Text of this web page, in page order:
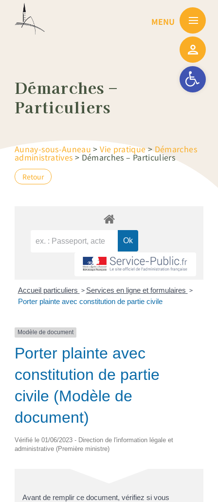
Ouvrir la
Démarches –
Particuliers
Aunay-sous-Auneau >Vie pratique>Démarches
administratives > Démarches – Particuliers
Retour
Accueil particuliers > Services en ligne et formulaires >
Porter plainte avec constitution de partie civile
Modèle de document
Porter plainte avec
constitution de partie
civile (Modèle de
document)
Vérifié le 01/06/2023 - Direction de l'information légale et
administrative (Première ministre)
Avant de remplir ce document, vérifiez si vous